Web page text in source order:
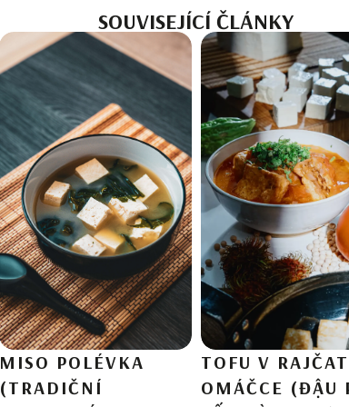
SOUVISEJÍCÍ ČLÁNKY
MISO POLÉVKA
(TRADIČNÍ
TOFU V
OMÁČCE (ĐẬU